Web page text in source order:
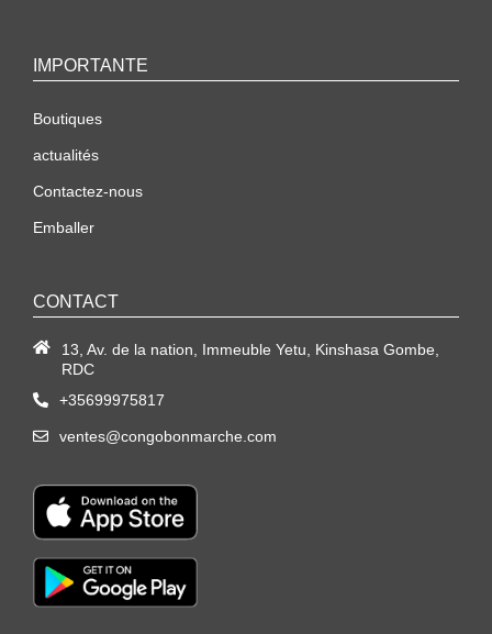
IMPORTANTE
Boutiques
actualités
Contactez-nous
Emballer
CONTACT
13, Av. de la nation, Immeuble Yetu, Kinshasa Gombe,
RDC
+35699975817
ventes@congobonmarche.com